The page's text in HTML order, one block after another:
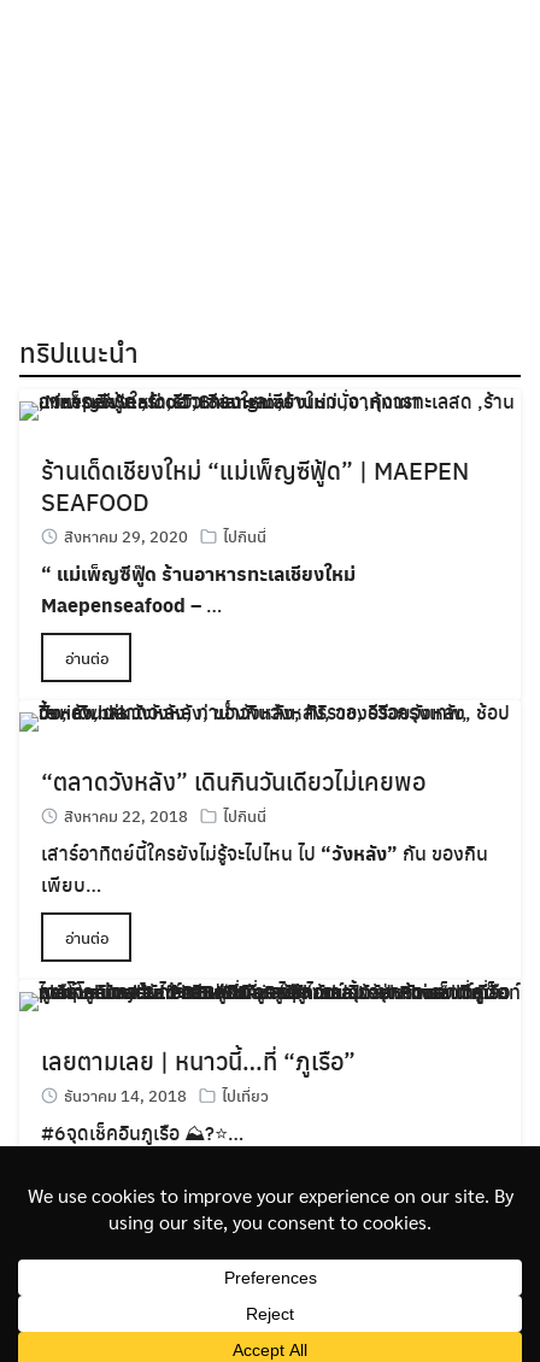
ทริปแนะนำ
ร้านเด็ดเชียงใหม่ “แม่เพ็ญซีฟู้ด” | MAEPEN
SEAFOOD
สิงหาคม 29, 2020 ไปกินนี่
“ แม่เพ็ญซีฟู๊ด ร้านอาหารทะเลเชียงใหม่
Maepenseafood – …
อ่านต่อ
“ตลาดวังหลัง” เดินกินวันเดียวไม่เคยพอ
สิงหาคม 22, 2018 ไปกินนี่
เสาร์อาทิตย์นี้ใครยังไม่รู้จะไปไหน ไป “วังหลัง” กัน ของกิน
เพียบ…
อ่านต่อ
เลยตามเลย | หนาวนี้…ที่ “ภูเรือ”
ธันวาคม 14, 2018 ไปเที่ยว
#6จุดเช็คอินภูเรือ ⛰?⭐️…